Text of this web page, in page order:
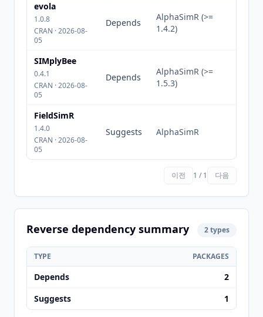
evola
1.0.8
CRAN · 2026-08-
05
Depends
AlphaSimR (>=
1.4.2)
SIMplyBee
0.4.1
CRAN · 2026-08-
05
Depends
AlphaSimR (>=
1.5.3)
FieldSimR
1.4.0
CRAN · 2026-08-
05
Suggests AlphaSimR
이전 1 / 1 다음
Reverse dependency summary 2 types
TYPE PACKAGES
Depends
2
Suggests
1